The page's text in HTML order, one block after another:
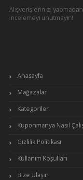
Alışverişlerinizi
incelemeyi unutmayın!
Anasayfa
Mağazalar
Kategoriler
Kuponmanya Nasıl
Gizlilik Politikası
Kullanım Koşulları
Bize Ulaşın